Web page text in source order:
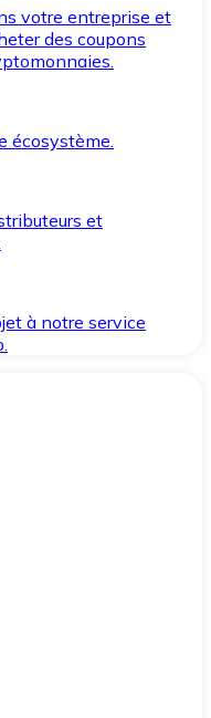
votre entreprise et
des coupons
écosystème.
et
à notre service